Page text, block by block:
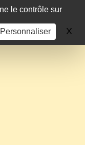
le contrôle sur
Personnaliser X